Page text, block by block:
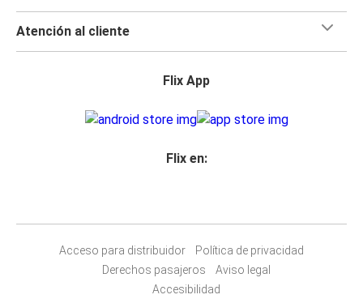
Atención al cliente
Flix App
Flix en:
Acceso para distribuidor
Política de privacidad
Derechos pasajeros
Aviso legal
Accesibilidad